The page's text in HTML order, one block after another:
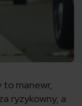
manewr,
ryzykowny, a